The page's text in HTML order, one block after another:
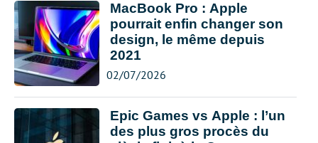
MacBook Pro : Apple
pourrait enfin changer son
design, le même depuis
2021
02/07/2026
Epic Games vs Apple : l’un
des plus gros procès du